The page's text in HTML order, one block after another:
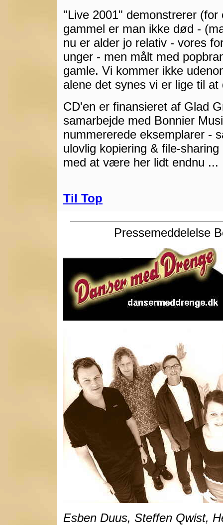
"Live 2001" demonstrerer
gammel er man ikke død -
nu er alder jo relativ - vores
unger - men målt med
gamle. Vi kommer ikke
alene det synes vi er lige til
CD'en er finansieret af Glad
samarbejde med Bonnier
nummererede eksemplarer -
ulovlig kopiering & file-
med at være her lidt endnu ...
Til Top
Pressemeddelelse
Esben Duus, Steffen Qwist,